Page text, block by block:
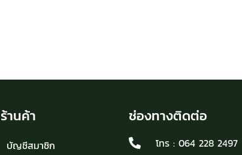
ร้านค้า
บัญชีสมาชิก
ช่องทางติดต่อ
โทร : 064 228 2497